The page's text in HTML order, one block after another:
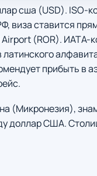
сша (USD). ISO-
виза ставится
(ROR). ИАТА-
прибыть в
(Микронезия),
доллар США.